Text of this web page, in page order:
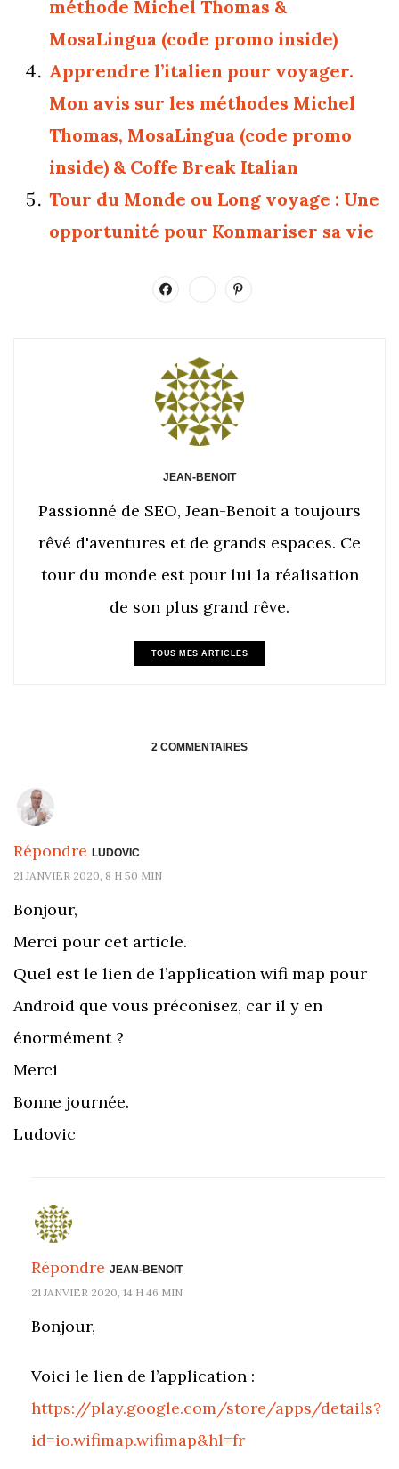
méthode Michel Thomas &
MosaLingua (code promo inside)
Apprendre l’italien pour voyager.
Mon avis sur les méthodes Michel
Thomas, MosaLingua (code promo
inside) & Coffe Break Italian
Tour du Monde ou Long voyage : Une
opportunité pour Konmariser sa vie
JEAN-BENOIT
Passionné de SEO, Jean-Benoit a toujours
rêvé d'aventures et de grands espaces. Ce
tour du monde est pour lui la réalisation
de son plus grand rêve.
TOUS MES ARTICLES
2 COMMENTAIRES
Répondre LUDOVIC
21 JANVIER 2020, 8 H 50 MIN
Bonjour,
Merci pour cet article.
Quel est le lien de l’application wifi map pour
Android que vous préconisez, car il y en
énormément ?
Merci
Bonne journée.
Ludovic
Répondre JEAN-BENOIT
21 JANVIER 2020, 14 H 46 MIN
Bonjour,
Voici le lien de l’application :
https://play.google.com/store/apps/details?
id=io.wifimap.wifimap&hl=fr